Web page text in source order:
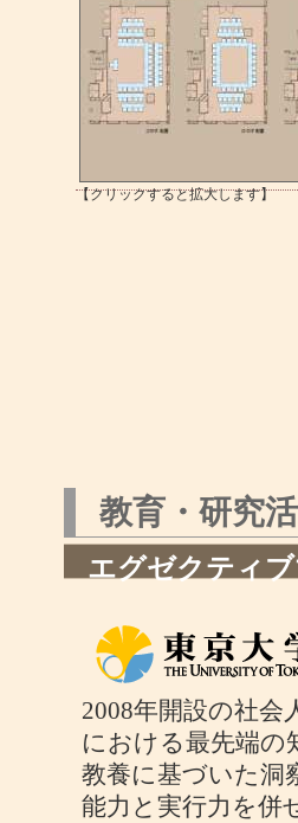
【クリックすると拡大します】
教育・研究
エグゼクティ
2008年開設の社
における最先端の
教養に基づいた洞
能力と実行力を併